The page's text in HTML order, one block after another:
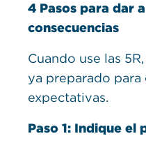
4 Pasos para dar
consecuencias
Cuando use las
ya preparado para
expectativas.
Paso 1: Indique el